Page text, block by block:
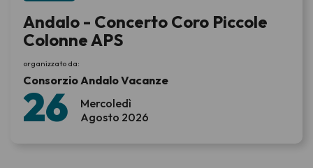
Mercoledì
26 Agosto 2026
Andalo - Concerto Coro Piccole
Colonne APS
organizzato da:
Consorzio Andalo Vacanze